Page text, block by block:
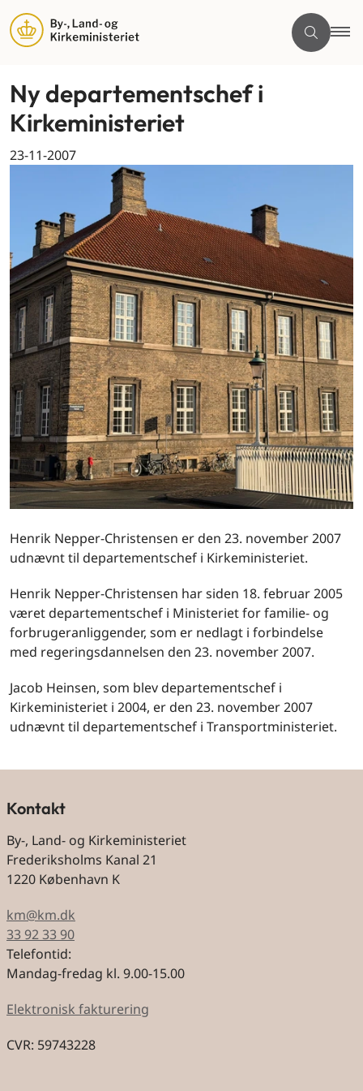
Ny departementschef i
Kirkeministeriet
23-11-2007
Henrik Nepper-Christensen er den 23. november 2007
udnævnt til departementschef i Kirkeministeriet.
Henrik Nepper-Christensen har siden 18. februar 2005
været departementschef i Ministeriet for familie- og
forbrugeranliggender, som er nedlagt i forbindelse
med regeringsdannelsen den 23. november 2007.
Jacob Heinsen, som blev departementschef i
Kirkeministeriet i 2004, er den 23. november 2007
udnævnt til departementschef i Transportministeriet.
Kontakt
By-, Land- og Kirkeministeriet
Frederiksholms Kanal 21
1220 København K
km@km.dk
33 92 33 90
Telefontid:
Mandag-fredag kl. 9.00-15.00
Elektronisk fakturering
CVR: 59743228